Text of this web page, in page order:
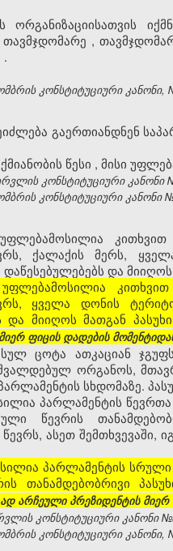
ორგანიზაციისათვის
თავმჯდომარე ,
.
კონსტიტუციური კანონი,
გაერთიანდნენ
წესი , მისი
კონსტიტუციური კანონი
კონსტიტუციური კანონი
ქალაქის მერს,
და მიიღოს
ყველა დონის
და მიიღოს მათგან
ფიცის დადების
ცოტა ათკაციან
ორგანოს,
სხდომაზე.
პარლამენტის
წევრის
ასეთ
პარლამენტის
თანამდებობრივი
არჩეული პრეზიდენტის
კონსტიტუციური კანონი
კონსტიტუციური კანონი,